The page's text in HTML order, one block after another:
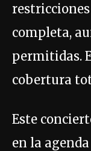
completa,
permitidas.
cobertura
Este
en la